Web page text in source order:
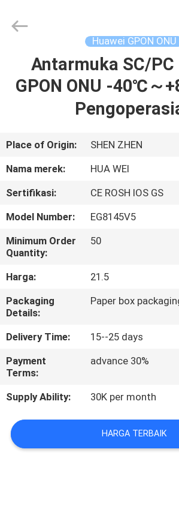
RUMAH
TENTANG
KAMI
TUR
PABRIK
KONTROL
KUALITAS
HUBUNGI
KAMI
PERMINTAAN
PENAWARAN
SITEMAP
LIMITED.
Huawei GPON ONU
Antarmuka SC/PC
GPON ONU -40℃～
Place of Origin:
SHEN ZHEN
Nama merek:
HUA WEI
Sertifikasi:
CE ROSH IOS GS
Model Number:
EG8145V5
Minimum Order
Quantity:
50
Harga:
21.5
Packaging
Details:
Paper box
Delivery Time:
15--25 days
Payment
Terms:
advance 30%
Supply Ability: 30K per month
HARGA TERBAIK